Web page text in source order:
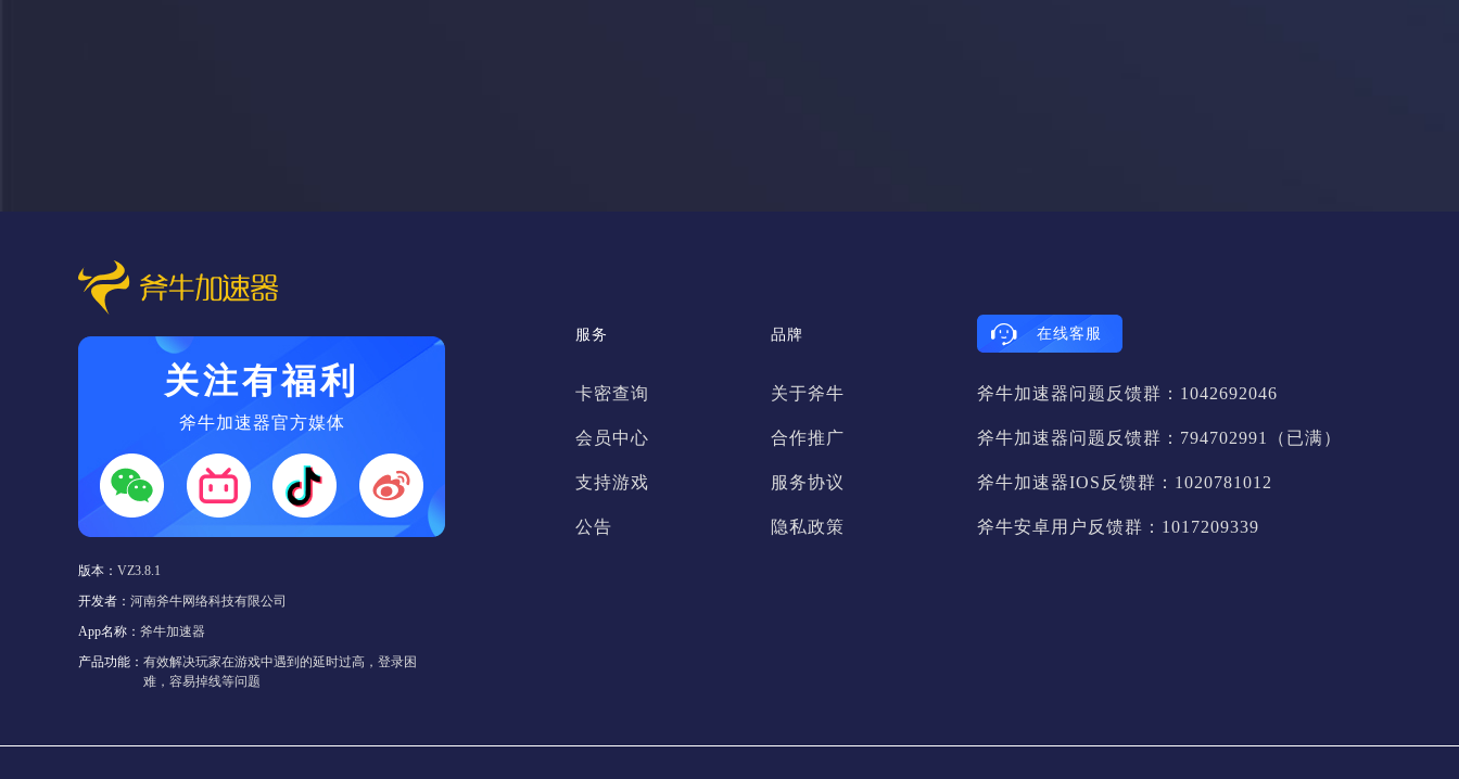
关注有福利
斧牛加速器官方媒体
服务
卡密查询
会员中心
支持游戏
公告
品牌
关于斧牛
合作推广
服务协议
隐私政策
在线客服
斧牛加速器问题反馈群：1042692046
斧牛加速器问题反馈群：794702991（已满）
斧牛加速器IOS反馈群：1020781012
斧牛安卓用户反馈群：1017209339
版本： VZ3.8.1
开发者： 河南斧牛网络科技有限公司
App名称： 斧牛加速器
产品功能： 有效解决玩家在游戏中遇到的延时过高，登录困
难，容易掉线等问题